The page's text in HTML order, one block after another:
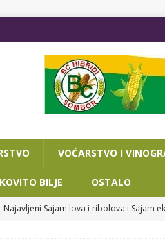
VOĆARSTVO I
BILJE OSTALO
Najavljeni Sajam lova i ribolova i Sajam